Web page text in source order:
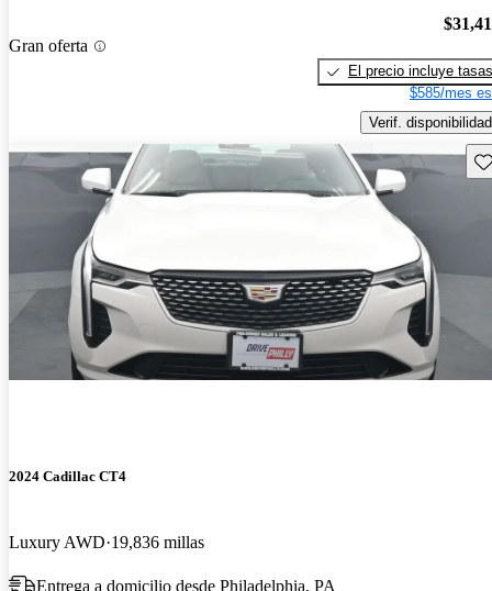
Gran oferta
El precio incluye tasas
$585/mes
Verif. disponibilidad
2024 Cadillac CT4
Luxury AWD 19,836 millas
Entrega a domicilio desde Philadelphia, PA